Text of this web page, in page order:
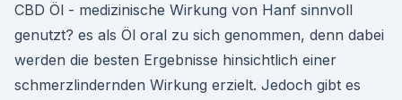
CBD Öl - medizinische Wirkung von Hanf sinnvoll
genutzt? es als Öl oral zu sich genommen, denn dabei
werden die besten Ergebnisse hinsichtlich einer
schmerzlindernden Wirkung erzielt. Jedoch gibt es